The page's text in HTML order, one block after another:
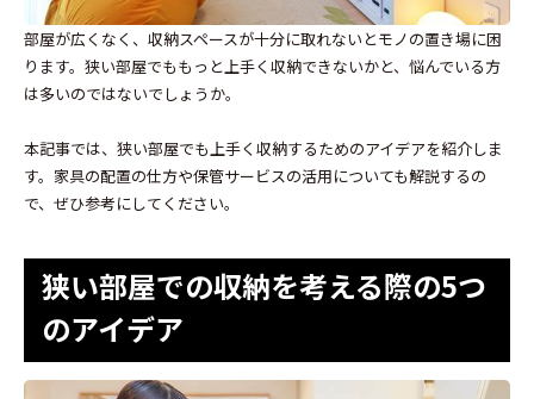
部屋が広くなく、収納スペースが十分に取れないとモノの置き場に困
ります。狭い部屋でももっと上手く収納できないかと、悩んでいる方
は多いのではないでしょうか。
本記事では、狭い部屋でも上手く収納するためのアイデアを紹介しま
す。家具の配置の仕方や保管サービスの活用についても解説するの
で、ぜひ参考にしてください。
狭い部屋での収納を考える際の5つ
のアイデア